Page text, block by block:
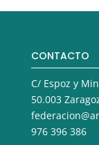
CONTACTO
C/ Espoz y
50.003
976 396 386